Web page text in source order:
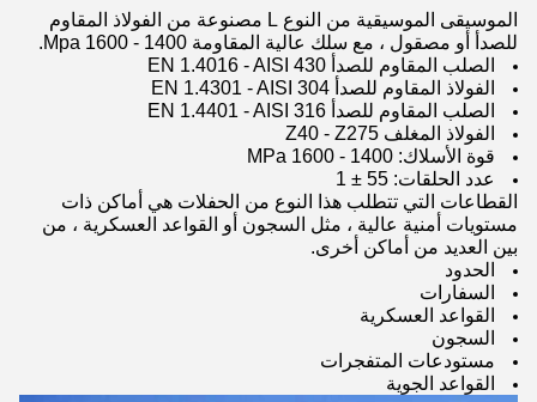
الموسيقى الموسيقية من النوع L مصنوعة من الفولاذ المقاوم
للصدأ أو مصقول ، مع سلك عالية المقاومة 1400 - 1600 Mpa.
الصلب المقاوم للصدأ EN 1.4016 - AISI 430
الفولاذ المقاوم للصدأ EN 1.4301 - AISI 304
الصلب المقاوم للصدأ EN 1.4401 - AISI 316
الفولاذ المغلف Z40 - Z275
قوة الأسلاك: 1400 - 1600 MPa
عدد الحلقات: 55 ± 1
القطاعات التي تتطلب هذا النوع من الحفلات هي أماكن ذات
مستويات أمنية عالية ، مثل السجون أو القواعد العسكرية ، من
بين العديد من أماكن أخرى.
الحدود
السفارات
القواعد العسكرية
السجون
مستودعات المتفجرات
القواعد الجوية